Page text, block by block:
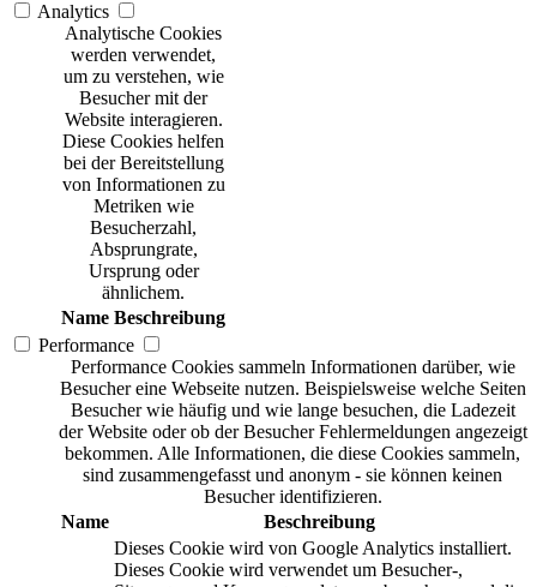
Analytics
Analytische Cookies
werden verwendet,
um zu verstehen, wie
Besucher mit der
Website interagieren.
Diese Cookies helfen
bei der Bereitstellung
von Informationen zu
Metriken wie
Besucherzahl,
Absprungrate,
Ursprung oder
ähnlichem.
Name Beschreibung
Performance
Performance Cookies sammeln Informationen darüber, wie
Besucher eine Webseite nutzen. Beispielsweise welche Seiten
Besucher wie häufig und wie lange besuchen, die Ladezeit
der Website oder ob der Besucher Fehlermeldungen angezeigt
bekommen. Alle Informationen, die diese Cookies sammeln,
sind zusammengefasst und anonym - sie können keinen
Besucher identifizieren.
Name
Beschreibung
Dieses Cookie wird von Google Analytics installiert.
Dieses Cookie wird verwendet um Besucher-,